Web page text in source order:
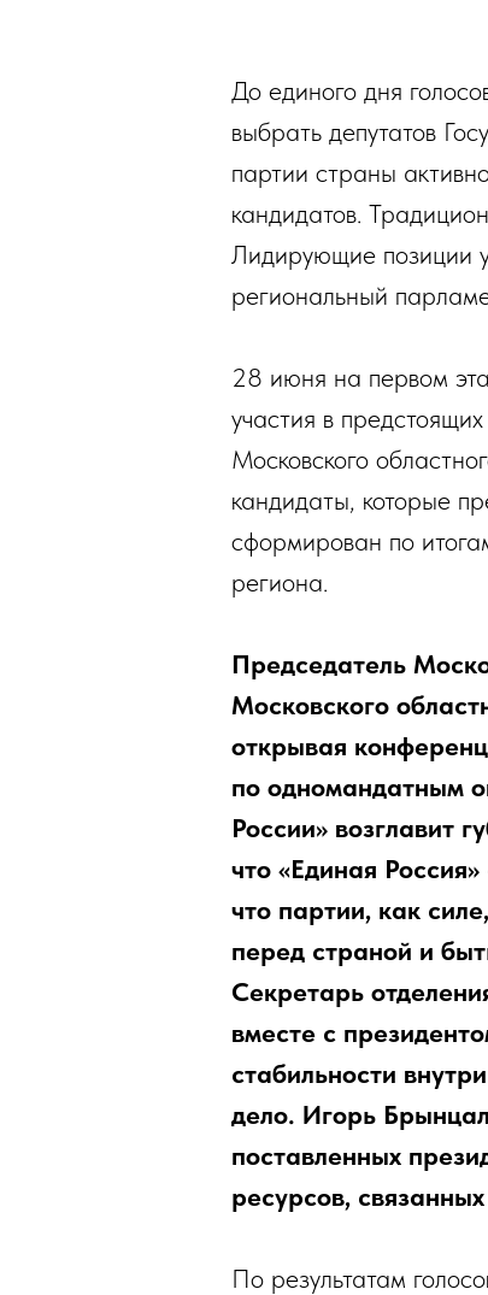
До единого дня
выбрать депутатов
партии страны
кандидатов.
Лидирующие позиции
региональный
28 июня на первом
участия в
Московского
кандидаты, которые
сформирован по
региона.
Председатель
Московского
открывая
по одномандатным
России» возглавит
что «Единая
что партии, как
перед страной и
Секретарь
вместе с
стабильности
дело. Игорь
поставленных
ресурсов,
По результатам